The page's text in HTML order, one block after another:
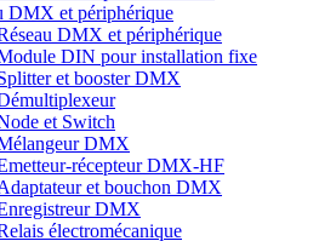
DMX et périphérique
DMX et périphérique
DIN pour installation fixe
et booster DMX
et Switch
DMX
récepteur DMX-HF
et bouchon DMX
DMX
électromécanique